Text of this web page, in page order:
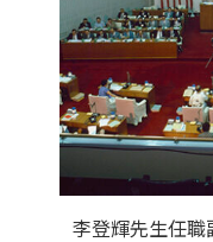
李登輝先生任